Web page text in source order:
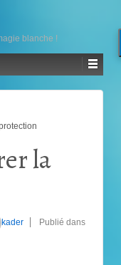
blanche !
la
kader
Publié dans